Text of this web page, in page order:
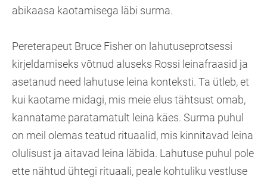
abikaasa kaotamisega läbi surma.
Pereterapeut Bruce Fisher on lahutuseprotsessi
kirjeldamiseks võtnud aluseks Rossi leinafraasid ja
asetanud need lahutuse leina konteksti. Ta ütleb, et
kui kaotame midagi, mis meie elus tähtsust omab,
kannatame paratamatult leina käes. Surma puhul
on meil olemas teatud rituaalid, mis kinnitavad leina
olulisust ja aitavad leina läbida. Lahutuse puhul pole
ette nähtud ühtegi rituaali, peale kohtuliku vestluse